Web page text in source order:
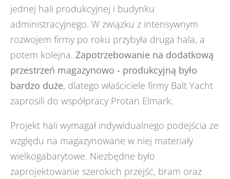
jednej hali produkcyjnej i budynku
administracyjnego. W związku z intensywnym
rozwojem firmy po roku przybyła druga hala, a
potem kolejna. Zapotrzebowanie na dodatkową
przestrzeń magazynowo - produkcyjną było
bardzo duże, dlatego właściciele firmy Balt Yacht
zaprosili do współpracy Protan Elmark.
Projekt hali wymagał indywidualnego podejścia ze
względu na magazynowane w niej materiały
wielkogabarytowe. Niezbędne było
zaprojektowanie szerokich przejść, bram oraz